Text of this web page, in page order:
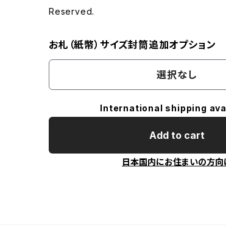
Reserved.
お札（紙幣）サイズ封筒追加オプション
選択なし
International shipping
Add to cart
日本国内にお住まいの方向